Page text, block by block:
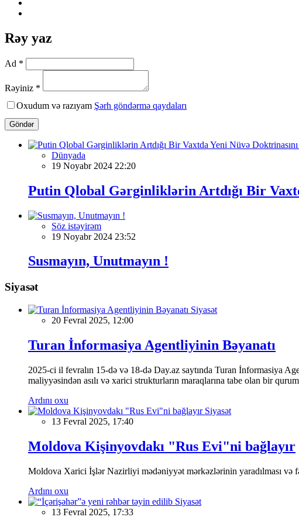
Rəy yaz
Ad *
Rəyiniz *
Oxudum və razıyam Şərh göndərmə qaydaları
Göndər
Dünyada
19 Noyabr 2024 22:20
Putin Qlobal Gərginliklərin Artdığı Bir
Söz istəyirəm
19 Noyabr 2024 23:52
Susmayın, Unutmayın !
Siyasət
Siyasət
20 Fevral 2025, 12:00
Turan İnformasiya Agentliyinin Bəyanatı
2025-ci il fevralın 15-də və 18-də Day.az saytında Turan İnformasiya
maliyyəsindən asılı və xarici strukturların maraqlarına tabe olan bir
Ardını oxu
Siyasət
13 Fevral 2025, 17:40
Moldova Kişinyovdakı "Rus Evi"ni bağlayır
Moldova Xarici İşlər Nazirliyi mədəniyyət mərkəzlərinin yaradılması
Ardını oxu
Siyasət
13 Fevral 2025, 17:33